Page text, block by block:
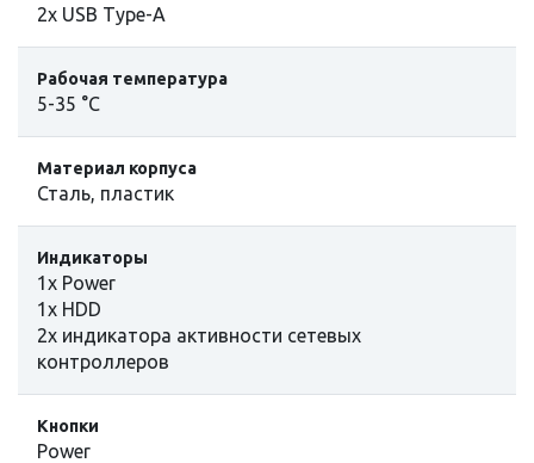
2x USB Type-A
Рабочая температура
5-35 °C
Материал корпуса
Сталь, пластик
Индикаторы
1x Power
1x HDD
2x индикатора активности сетевых
контроллеров
Кнопки
Power